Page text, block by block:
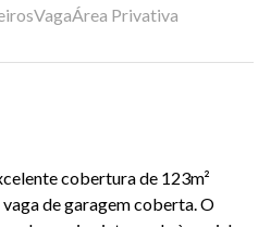
VagaÁrea Privativa
cobertura de 123m²
vaga de garagem coberta. O